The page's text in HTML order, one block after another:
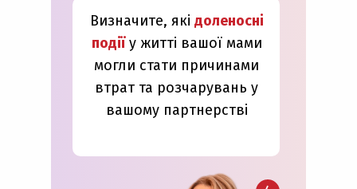
Визначите, які доленосні
події у житті вашої мами
могли стати причинами
втрат та розчарувань у
вашому партнерстві